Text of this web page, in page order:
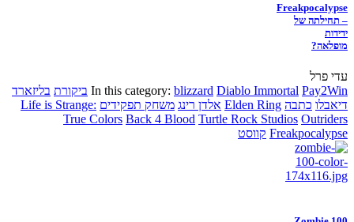
Freakpocalypse
– תחילתה של
ידידות
מופלאה?
עדי פרל
In this category: blizzard Diablo Immortal Pay2Win ביקורת בליזארד
דיאבלו כתבה Elden Ring אלדן רינג משחק תפקידים Life is Strange:
True Colors Back 4 Blood Turtle Rock Studios Outriders
Freakpocalypse קווסט